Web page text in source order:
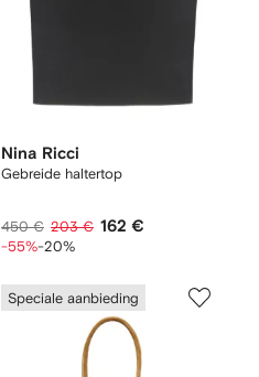
Nina Ricci
Gebreide haltertop
450 € 203 € 162 €
-55%-20%
Speciale aanbieding